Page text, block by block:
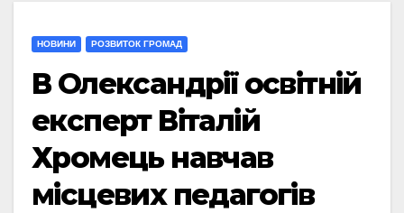
НОВИНИ РОЗВИТОК ГРОМАД
В Олександрії освітній
експерт Віталій
Хромець навчав
місцевих педагогів